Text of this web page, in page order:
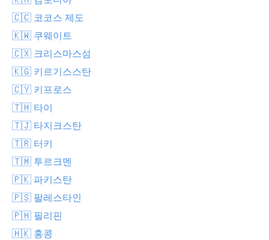
🇨🇨 코코스 제도
🇰🇼 쿠웨이트
🇨🇽 크리스마스섬
🇰🇬 키르기스스탄
🇨🇾 키프로스
🇹🇭 타이
🇹🇯 타지크스탄
🇹🇷 터키
🇹🇲 투르크멘
🇵🇰 파키스탄
🇵🇸 팔레스타인
🇵🇭 필리핀
🇭🇰 홍콩